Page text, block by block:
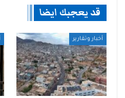
قد يعجبك ايضا
أخبار وتقارير